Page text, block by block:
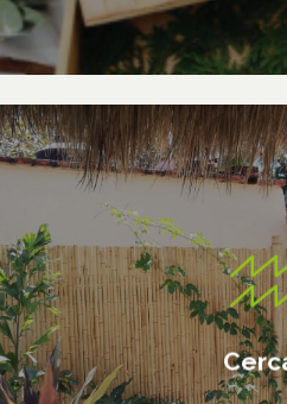
Utiliza los
espacios y crear